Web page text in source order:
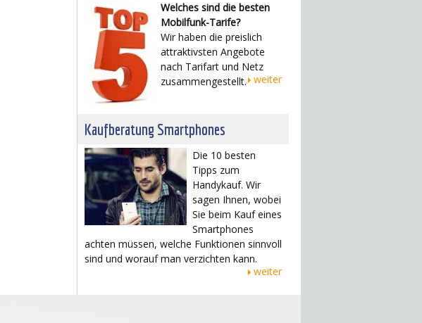
Welches sind die besten
Mobilfunk-Tarife?
Wir haben die preislich
attraktivsten Angebote
nach Tarifart und Netz
zusammengestellt. weiter
Kaufberatung Smartphones
Die 10 besten
Tipps zum
Handykauf. Wir
sagen Ihnen, wobei
Sie beim Kauf eines
Smartphones
achten müssen, welche Funktionen sinnvoll
sind und worauf man verzichten kann.
weiter